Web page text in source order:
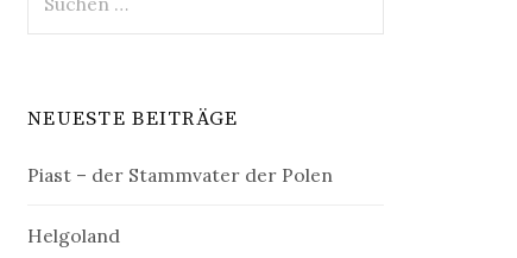
nach:
NEUESTE BEITRÄGE
Piast – der Stammvater der Polen
Helgoland